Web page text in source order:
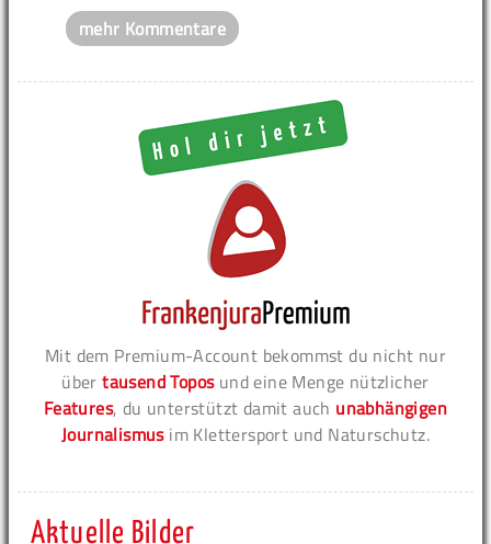
mehr Kommentare
Mit dem Premium-Account bekommst du nicht nur
übertausend Toposund eine Menge nützlicher
Features, du unterstützt damit auch unabhängigen
Journalismusim Klettersport und Naturschutz.
Aktuelle Bilder